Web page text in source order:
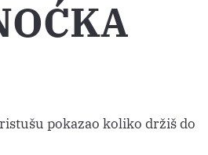
pokazao koliko držiš do